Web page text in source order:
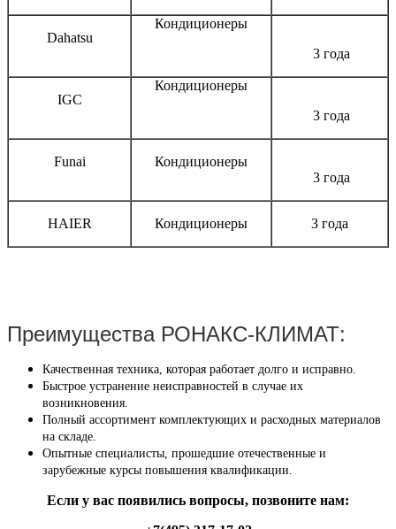
Dahatsu
Кондиционеры
3 года
IGC
Кондиционеры
3 года
Funai
Кондиционеры
3 года
HAIER Кондиционеры 3 года
Преимущества РОНАКС-КЛИМАТ:
Качественная техника, которая работает долго и исправно.
Быстрое устранение неисправностей в случае их
возникновения.
Полный ассортимент комплектующих и расходных материалов
на складе.
Опытные специалисты, прошедшие отечественные и
зарубежные курсы повышения квалификации.
Если у вас появились вопросы, позвоните нам: